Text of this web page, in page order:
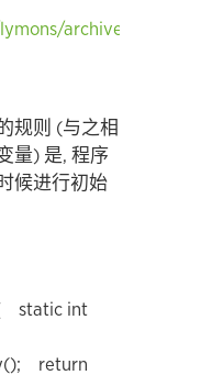
archive/2010/
规则 (与之相
量) 是, 程序
候进行初始
{ static int
return